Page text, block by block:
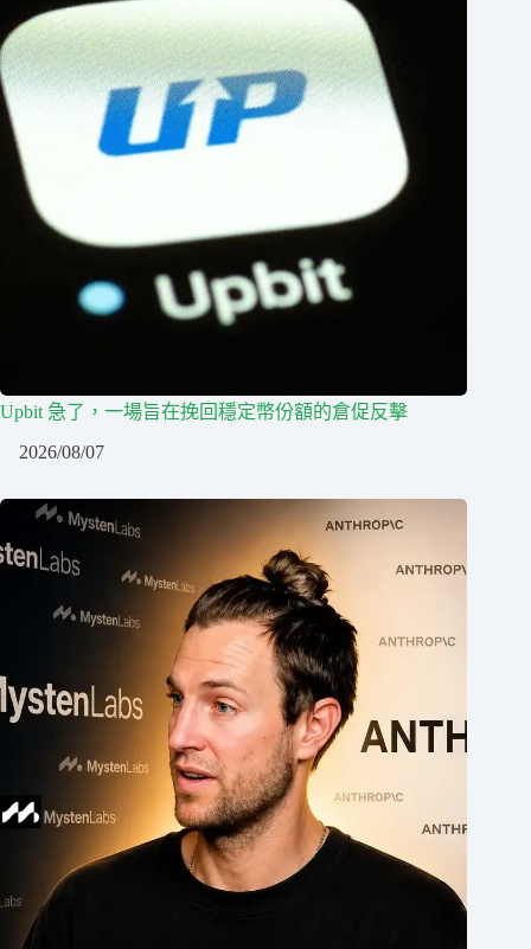
Upbit 急了，一場旨在挽回穩定幣份額的倉促反擊
2026/08/07